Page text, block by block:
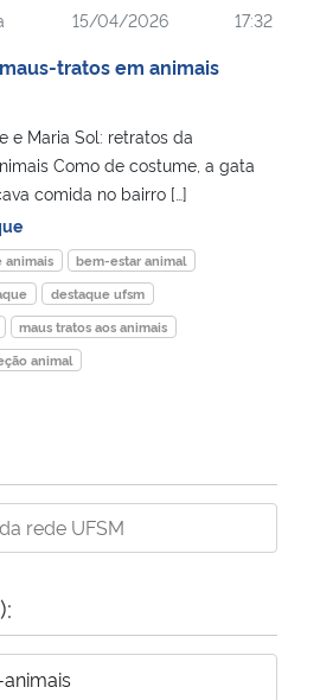
Inovações e Comunicações
dos Direitos Humanos
15/04/2026 17:32
tratos em animais
e Maria Sol: retratos da
Como de costume, a gata
comida no bairro […]
animais
bem-estar animal
destaque ufsm
maus tratos aos animais
animal